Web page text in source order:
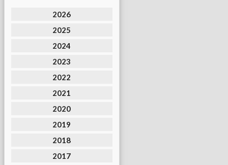
2026
2025
2024
2023
2022
2021
2020
2019
2018
2017